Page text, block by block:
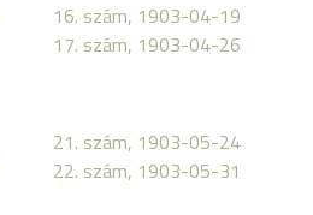
16. szám, 1903-04-19
17. szám, 1903-04-26
21. szám, 1903-05-24
22. szám, 1903-05-31